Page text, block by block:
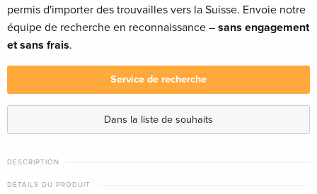
permis d'importer des trouvailles vers la Suisse. Envoie notre
équipe de recherche en reconnaissance – sans engagement
et sans frais.
Service de recherche
Dans la liste de souhaits
DESCRIPTION
DÉTAILS DU PRODUIT